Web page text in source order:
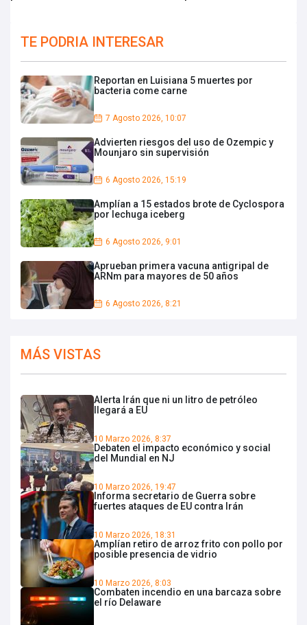
TE PODRIA INTERESAR
Reportan en Luisiana 5 muertes por
bacteria come carne
7 Agosto 2026, 10:07
Advierten riesgos del uso de Ozempic y
Mounjaro sin supervisión
6 Agosto 2026, 15:19
Amplían a 15 estados brote de Cyclospora
por lechuga iceberg
6 Agosto 2026, 9:01
Aprueban primera vacuna antigripal de
ARNm para mayores de 50 años
6 Agosto 2026, 8:21
MÁS VISTAS
Alerta Irán que ni un litro de petróleo
llegará a EU
10 Marzo 2026, 8:37
Debaten el impacto económico y social
del Mundial en NJ
10 Marzo 2026, 19:47
Informa secretario de Guerra sobre
fuertes ataques de EU contra Irán
10 Marzo 2026, 18:31
Amplían retiro de arroz frito con pollo por
posible presencia de vidrio
10 Marzo 2026, 8:03
Combaten incendio en una barcaza sobre
el río Delaware